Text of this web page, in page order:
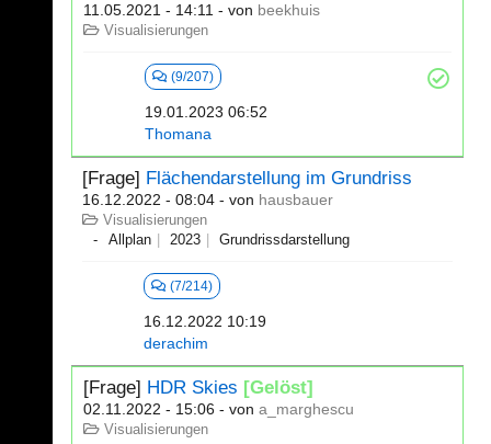
11.05.2021 - 14:11 - von beekhuis
Visualisierungen
(9/207)
19.01.2023 06:52
Thomana
[Frage] Flächendarstellung im Grundriss
16.12.2022 - 08:04 - von hausbauer
Visualisierungen
Allplan
2023 Grundrissdarstellung
(7/214)
16.12.2022 10:19
derachim
[Frage] HDR Skies [Gelöst]
02.11.2022 - 15:06 - von a_marghescu
Visualisierungen